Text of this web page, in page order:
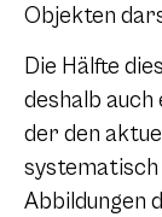
Objekten
Die Hälfte
deshalb
der den
Abbildungen